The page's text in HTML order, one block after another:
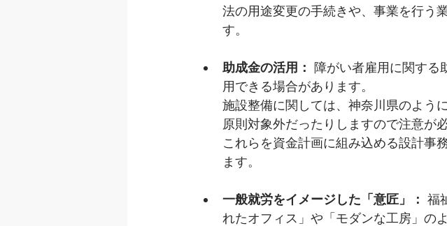
法の用途変更の手続きや、事業を行う
す。
助成金の活用：
障がい者雇用に関する
用できる場合があります。
施設整備に関しては、神奈川県のよう
原則対象外だったりしますので注意が必
これらを資金計画に組み込める設計事
ます。
一般就労をイメージした「意匠」： 福
れたオフィス」や「モダンな工房」の